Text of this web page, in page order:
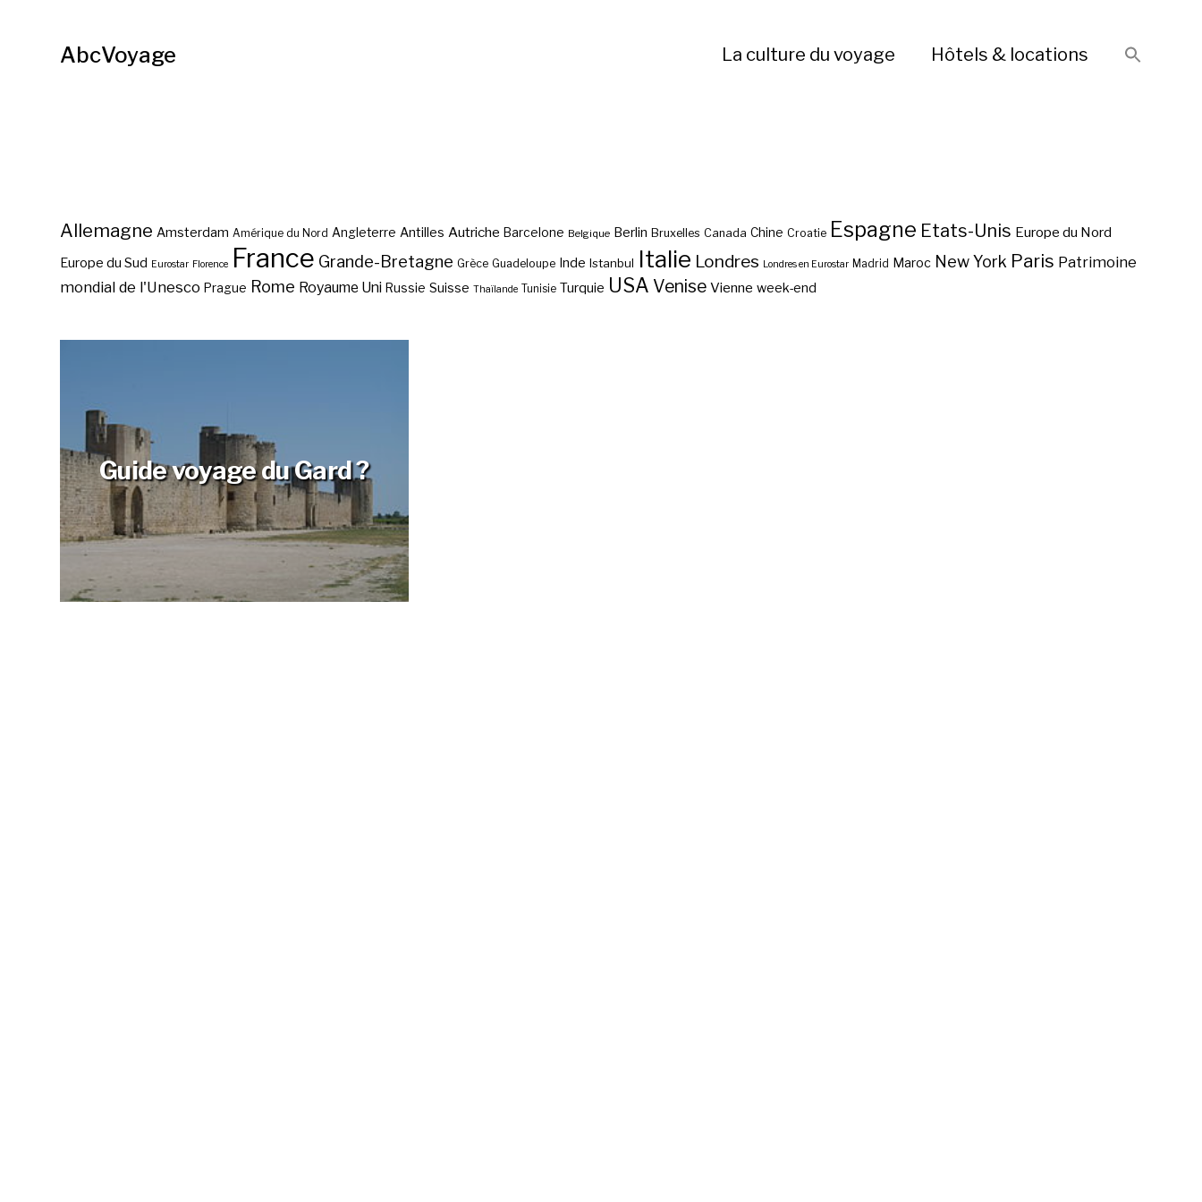
AbcVoyage La culture du voyage Hôtels & locations
Allemagne Amsterdam Amérique du Nord Angleterre Antilles Autriche Barcelone Belgique Berlin Bruxelles Canada Chine Croatie Espagne Etats-Unis Europe du Nord
Europe du Sud Eurostar Florence France Grande-Bretagne Grèce Guadeloupe Inde Istanbul Italie Londres Londres en Eurostar Madrid Maroc New York Paris Patrimoine
mondial de l'Unesco Prague Rome Royaume Uni Russie Suisse Thaïlande Tunisie Turquie USA Venise Vienne week-end
Guide voyage du Gard ?